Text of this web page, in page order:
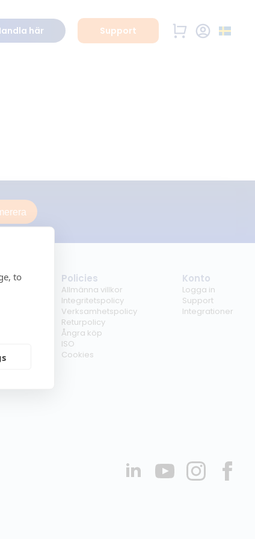
to
här Support
Policies
Allmänna villkor
Integritetspolicy
Verksamhetspolicy
Returpolicy
Ångra köp
ISO
Cookies
Konto
Logga in
Support
Integrationer